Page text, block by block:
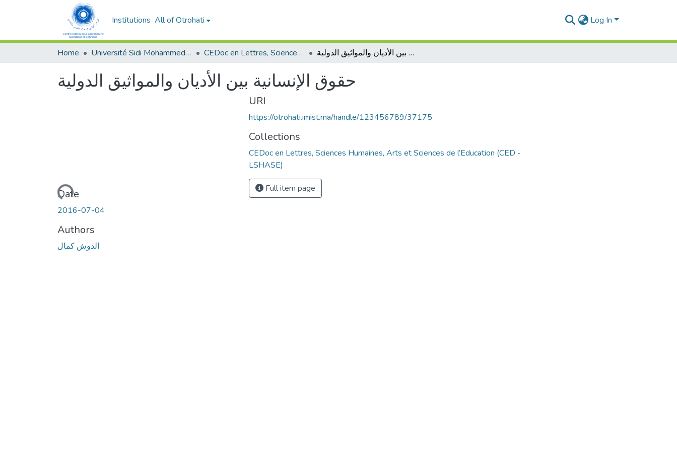
Institutions All of Otrohati Log In
Home Université Sidi Mohammed Ben Abdellah - Fès CEDoc en Lettres, Sciences Humaines, Arts et Sciences de l’Education (CED - LSHASE) حقوق الإنسانية بين الأديان والمواثيق الدولية
حقوق الإنسانية بين الأديان والمواثيق الدولية
Loading...
Date
2016-07-04
Authors
الدوش كمال
URI
https://otrohati.imist.ma/handle/123456789/37175
Collections
CEDoc en Lettres, Sciences Humaines, Arts et Sciences de l’Education (CED -
LSHASE)
Full item page